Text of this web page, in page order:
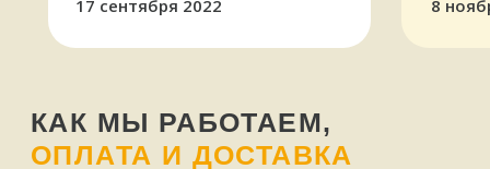
17 сентября 2022 8